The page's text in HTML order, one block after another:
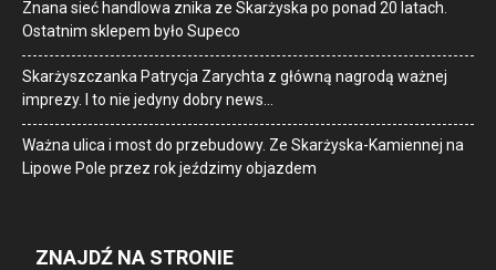
Znana sieć handlowa znika ze Skarżyska po ponad 20 latach.
Ostatnim sklepem było Supeco
Skarżyszczanka Patrycja Zarychta z główną nagrodą ważnej
imprezy. I to nie jedyny dobry news…
Ważna ulica i most do przebudowy. Ze Skarżyska-Kamiennej na
Lipowe Pole przez rok jeździmy objazdem
ZNAJDŹ NA STRONIE